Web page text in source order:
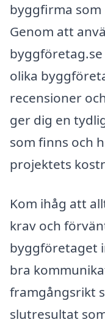
byggfirma som
Genom att
olika
recensioner
ger dig en
som finns och
projektets
Kom ihåg att
krav och
byggföretaget
bra
framgångsrikt
slutresultat